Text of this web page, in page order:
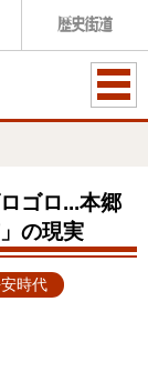
ME
ゴロ...本郷
の現実
時代